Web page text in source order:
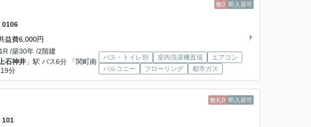
敷0 即入居可
0106
益費6,000円
/築30年 /2階建
上石神井 」駅 バス6分 「関町南
分
バス・トイレ別 室内洗濯機置場
エアコン
バルコニー
フローリング 都市ガス
敷礼0 即入居可
101